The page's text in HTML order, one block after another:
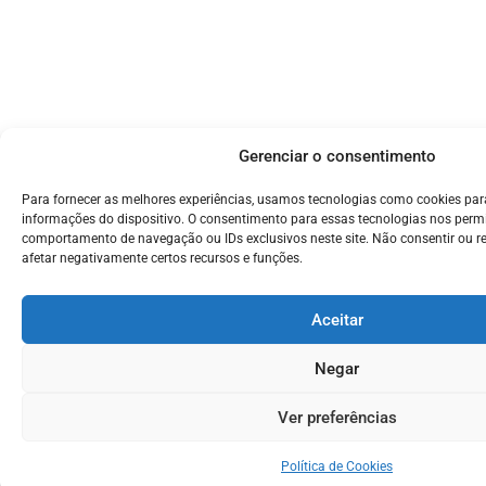
Gerenciar o consentimento
Para fornecer as melhores experiências, usamos tecnologias como cookies
informações do dispositivo. O consentimento para essas tecnologias nos
comportamento de navegação ou IDs exclusivos neste site. Não consentir ou
afetar negativamente certos recursos e funções.
Aceitar
Negar
Ver preferências
Política de Cookies